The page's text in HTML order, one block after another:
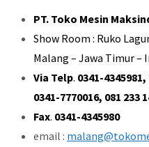
PT. Toko Mesin
Show Room : Ruko
Malang – Jawa Timur –
Via Telp. 0341-
0341-7770016, 081 233
Fax. 0341-4345980
email :